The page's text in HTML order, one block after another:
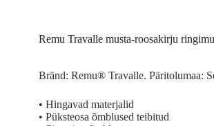
Remu Travalle musta-roosakirju
Bränd: Remu® Travalle. Päritolumaa:
• Hingavad materjalid
• Püksteosa õmblused teibitud